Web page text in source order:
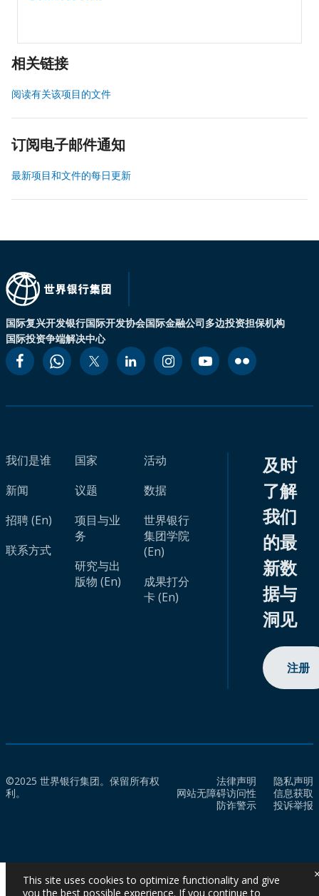
相关链接
阅读有关该项目的文件
订阅电子邮件通知
最新项目和文件的每日更新
国际复兴开发银行国际开发协会国际金融公司多边投资担保机构
国际投资争端解决中心
我们是谁
新闻
招聘 (En)
联系方式
国家
议题
项目与业
务
研究与出
版物 (En)
活动
数据
世界银行
集团学院
(En)
成果打分
卡 (En)
及时
了解
我们
的最
新数
据与
洞见
注册
©2025 世界银行集团。保留所有权
利。
法律声明
隐私声明
网站无障碍访问性
信息获取
防诈警示
投诉举报
This site uses cookies to optimize functionality and give
you the best possible experience. If you continue to